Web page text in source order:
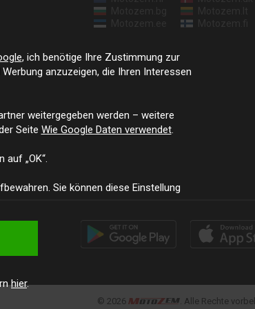
© 2026 . Alle Rechte
, ich benötige Ihre Zustimmung zur
anzuzeigen, die Ihren Interessen
weitergegeben werden – weitere
Seite Wie Google Daten verwendet.
„OK“.
Sie können diese Einstellung
hier.